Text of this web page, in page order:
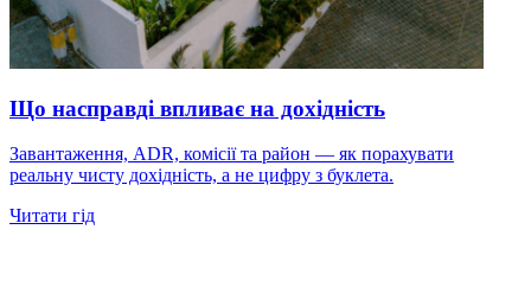
Що насправді впливає на дохідність
Завантаження, ADR, комісії та район — як порахувати
реальну чисту дохідність, а не цифру з буклета.
Читати гід